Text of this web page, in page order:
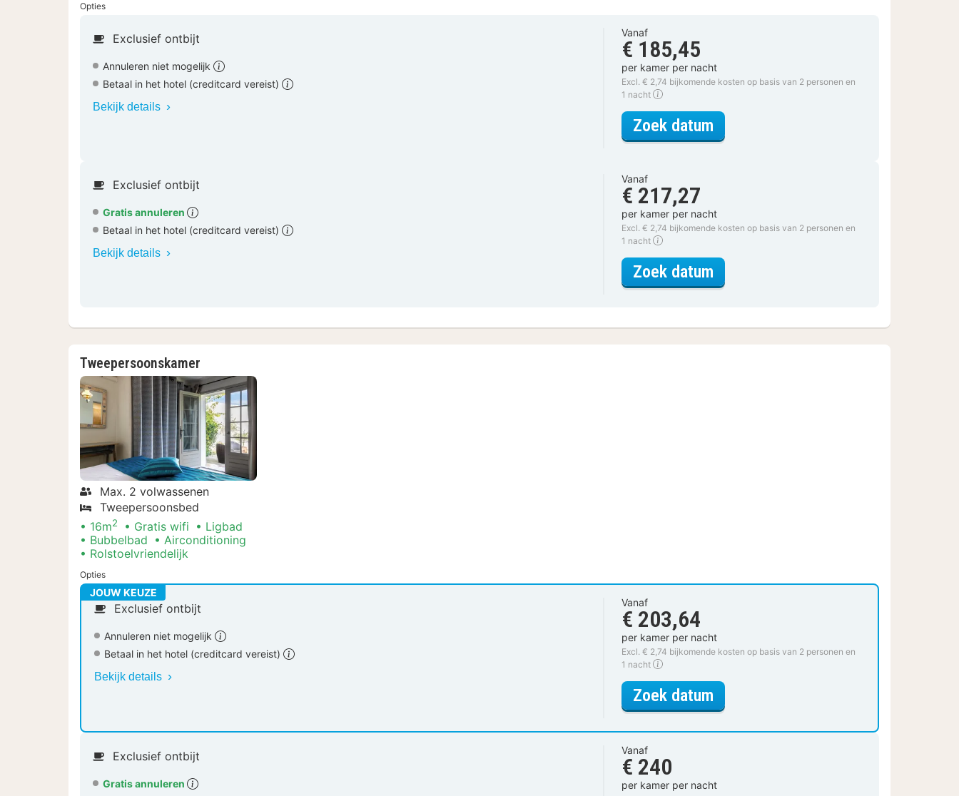
Opties
Exclusief ontbijt
Annuleren niet mogelijk
Betaal in het hotel (creditcard vereist)
Bekijk details
Vanaf
€ 185,45
per kamer per nacht
Excl. € 2,74 bijkomende kosten op basis van 2 personen en
1 nacht
Zoek datum
Exclusief ontbijt
Gratis annuleren
Betaal in het hotel (creditcard vereist)
Bekijk details
Vanaf
€ 217,27
per kamer per nacht
Excl. € 2,74 bijkomende kosten op basis van 2 personen en
1 nacht
Zoek datum
Tweepersoonskamer
Max. 2 volwassenen
Tweepersoonsbed
16m2 Gratis wifi
Ligbad
Bubbelbad
Airconditioning
Rolstoelvriendelijk
Opties
JOUW KEUZE
Exclusief ontbijt
Annuleren niet mogelijk
Betaal in het hotel (creditcard vereist)
Bekijk details
Vanaf
€ 203,64
per kamer per nacht
Excl. € 2,74 bijkomende kosten op basis van 2 personen en
1 nacht
Zoek datumvoor Tweepersoonskamer
Exclusief ontbijt
Gratis annuleren
Vanaf
€ 240
per kamer per nacht